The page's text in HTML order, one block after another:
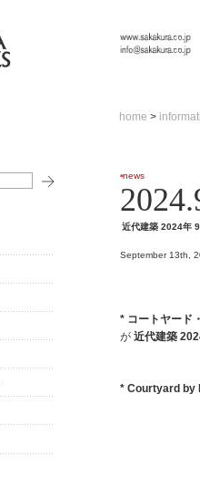
home >
news
近代建築 2024年
September 13th,
* コートヤード
が 近代建築
* Courtyard by